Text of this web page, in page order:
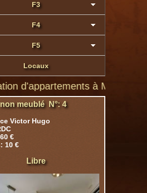
F3
F4
F5
Locaux
à Montluçon de
meublé N°: 4
Victor Hugo
€
10 €
Libre